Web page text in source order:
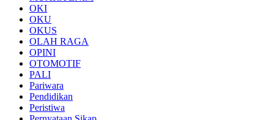
OKI
OKU
OKUS
OLAH RAGA
OPINI
OTOMOTIF
PALI
Pariwara
Pendidikan
Peristiwa